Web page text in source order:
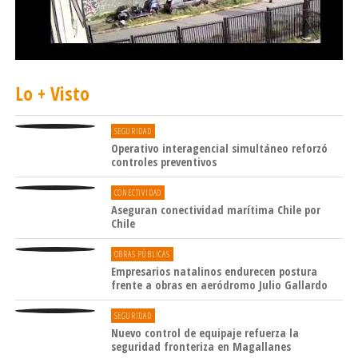
Lo + Visto
SEGURIDAD
Operativo interagencial simultáneo reforzó
controles preventivos
CONECTIVIDAD
Aseguran conectividad marítima Chile por
Chile
OBRAS PÚBLICAS
Empresarios natalinos endurecen postura
frente a obras en aeródromo Julio Gallardo
SEGURIDAD
Nuevo control de equipaje refuerza la
seguridad fronteriza en Magallanes